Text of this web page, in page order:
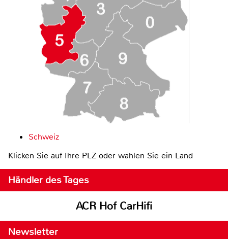
Schweiz
Klicken Sie auf Ihre PLZ oder wählen Sie ein Land
Händler des Tages
ACR Hof CarHifi
Newsletter